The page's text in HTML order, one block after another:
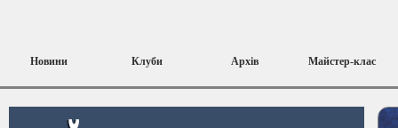
Новини Клуби Архів Майстер-клас